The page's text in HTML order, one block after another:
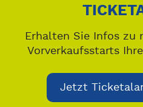
Erhalten Sie Infos zu
Vorverkaufsstarts
Jetzt